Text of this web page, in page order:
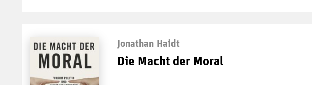
Jonathan Haidt
Die Macht der Moral